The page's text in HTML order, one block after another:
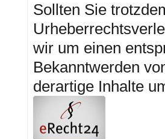
Sollten Sie
wir um einen
Bekanntwerden
derartige Inhalte